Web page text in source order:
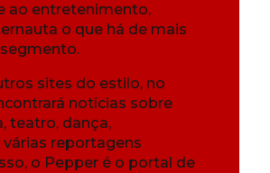
ao entretenimento,
o que há de mais
sites do estilo, no
notícias sobre
teatro, dança,
várias reportagens
o Pepper é o portal de